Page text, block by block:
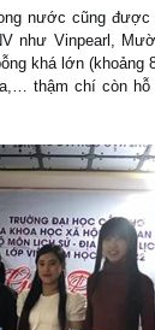
nước cũng
như Vinpearl,
khá lớn (khoảng
thậm chí còn